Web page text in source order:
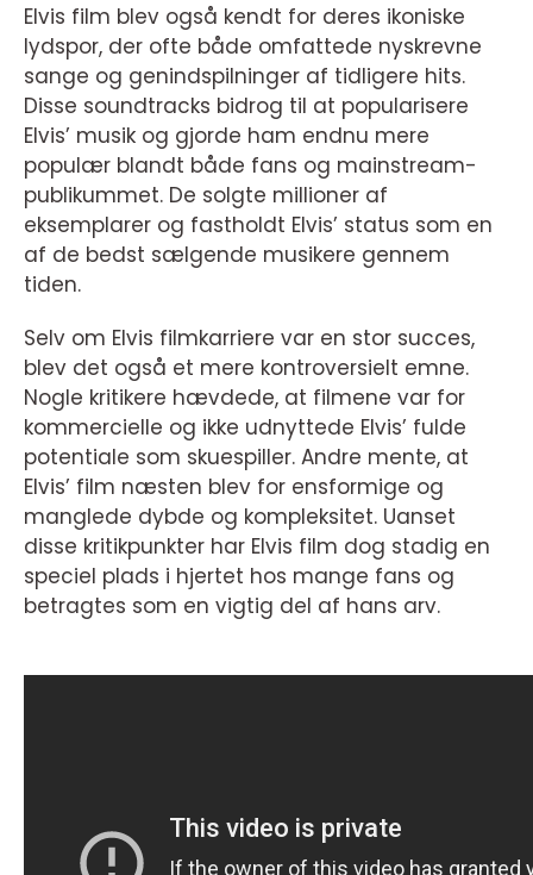
Elvis film blev også kendt for deres ikoniske
lydspor, der ofte både omfattede nyskrevne
sange og genindspilninger af tidligere hits.
Disse soundtracks bidrog til at popularisere
Elvis’ musik og gjorde ham endnu mere
populær blandt både fans og mainstream-
publikummet. De solgte millioner af
eksemplarer og fastholdt Elvis’ status som en
af de bedst sælgende musikere gennem
tiden.
Selv om Elvis filmkarriere var en stor succes,
blev det også et mere kontroversielt emne.
Nogle kritikere hævdede, at filmene var for
kommercielle og ikke udnyttede Elvis’ fulde
potentiale som skuespiller. Andre mente, at
Elvis’ film næsten blev for ensformige og
manglede dybde og kompleksitet. Uanset
disse kritikpunkter har Elvis film dog stadig en
speciel plads i hjertet hos mange fans og
betragtes som en vigtig del af hans arv.